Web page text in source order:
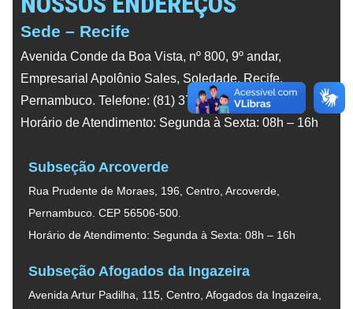
Sede – Recife
Avenida Conde da Boa Vista, nº 800, 9º andar,
Empresarial Apolônio Sales, Soledade, Recife,
Pernambuco. Telefone: (81) 3788-5600.
Horário de Atendimento: Segunda à Sexta: 08h – 16h
Subseção Arcoverde
Rua Prudente de Moraes, 196, Centro, Arcoverde,
Pernambuco. CEP 56506-500.
Horário de Atendimento: Segunda à Sexta: 08h – 16h
Subseção Afogados da Ingazeira
Avenida Artur Padilha, 115, Centro, Afogados da Ingazeira,